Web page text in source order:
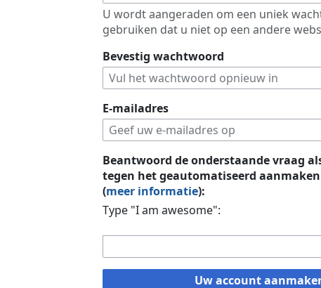
U wordt aangeraden om een uniek
gebruiken dat u niet op een andere
Bevestig wachtwoord
E-mailadres
Beantwoord de onderstaande vraag
tegen het geautomatiseerd
(meer informatie):
Type "I am awesome":
Uw account